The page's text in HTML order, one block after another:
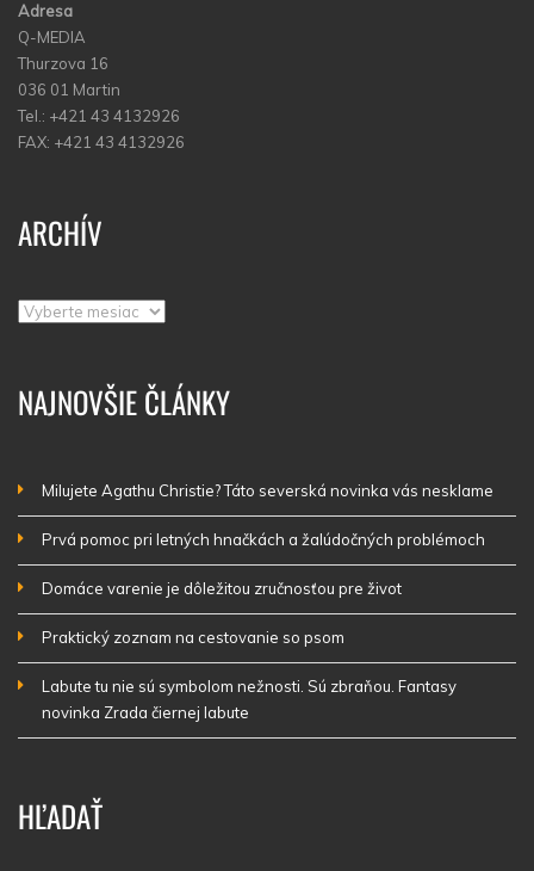
Adresa
Q-MEDIA
Thurzova 16
036 01 Martin
Tel.: +421 43 4132926
FAX: +421 43 4132926
ARCHÍV
Archív
NAJNOVŠIE ČLÁNKY
Milujete Agathu Christie? Táto severská novinka vás nesklame
Prvá pomoc pri letných hnačkách a žalúdočných problémoch
Domáce varenie je dôležitou zručnosťou pre život
Praktický zoznam na cestovanie so psom
Labute tu nie sú symbolom nežnosti. Sú zbraňou. Fantasy
novinka Zrada čiernej labute
HĽADAŤ